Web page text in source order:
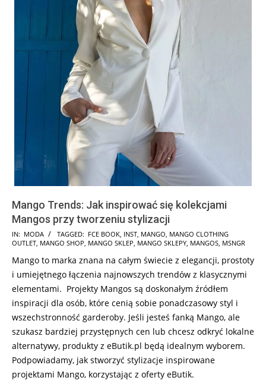
Mango Trends: Jak inspirować się kolekcjami
Mangos przy tworzeniu stylizacji
2025-
01-
02
IN: MODA TAGGED: FCE BOOK, INST, MANGO, MANGO CLOTHING
OUTLET, MANGO SHOP, MANGO SKLEP, MANGO SKLEPY, MANGOS, MSNGR
Mango to marka znana na całym świecie z elegancji, prostoty
i umiejętnego łączenia najnowszych trendów z klasycznymi
elementami. Projekty Mangos są doskonałym źródłem
inspiracji dla osób, które cenią sobie ponadczasowy styl i
wszechstronność garderoby. Jeśli jesteś fanką Mango, ale
szukasz bardziej przystępnych cen lub chcesz odkryć lokalne
alternatywy, produkty z eButik.pl będą idealnym wyborem.
Podpowiadamy, jak stworzyć stylizacje inspirowane
projektami Mango, korzystając z oferty eButik.